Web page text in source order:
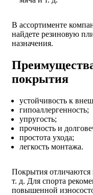
В ассортименте
найдете резиновую
назначения.
покрытия
устойчивость к
гипоаллергенность;
упругость;
прочность и
простота ухода;
легкость монтажа.
Покрытия отличаются
т. д. Для спорта
повышенной